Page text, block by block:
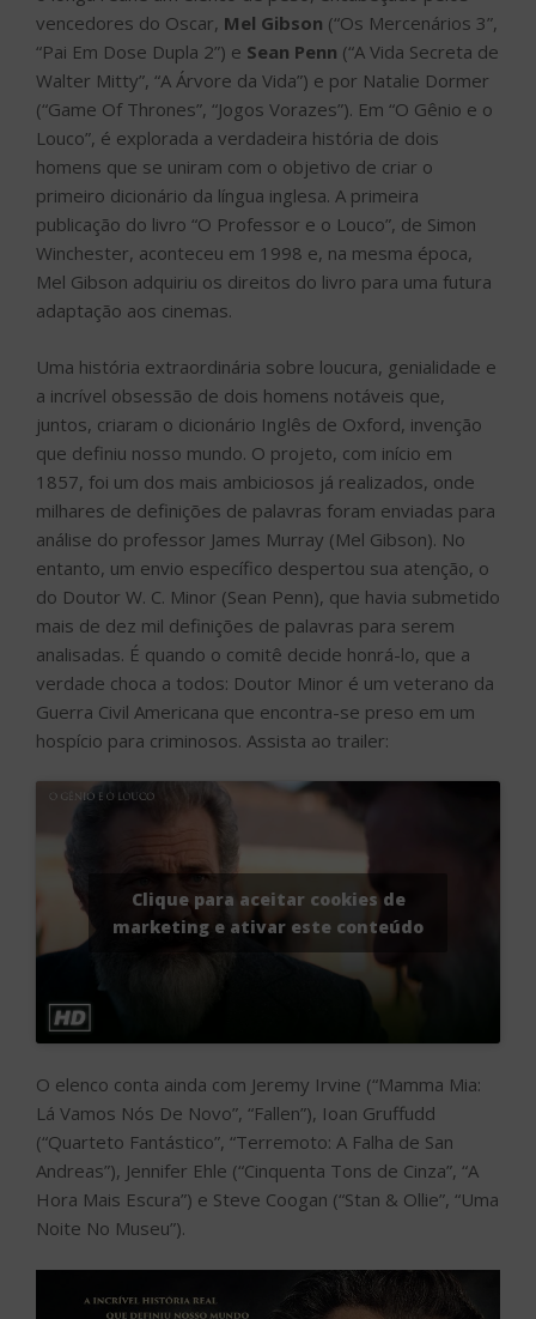
vencedores do Oscar, Mel Gibson (“Os Mercenários 3”,
“Pai Em Dose Dupla 2”) e Sean Penn (“A Vida Secreta de
Walter Mitty”, “A Árvore da Vida”) e por Natalie Dormer
(“Game Of Thrones”, “Jogos Vorazes”). Em “O Gênio e o
Louco”, é explorada a verdadeira história de dois
homens que se uniram com o objetivo de criar o
primeiro dicionário da língua inglesa. A primeira
publicação do livro “O Professor e o Louco”, de Simon
Winchester, aconteceu em 1998 e, na mesma época,
Mel Gibson adquiriu os direitos do livro para uma futura
adaptação aos cinemas.
Uma história extraordinária sobre loucura, genialidade e
a incrível obsessão de dois homens notáveis que,
juntos, criaram o dicionário Inglês de Oxford, invenção
que definiu nosso mundo. O projeto, com início em
1857, foi um dos mais ambiciosos já realizados, onde
milhares de definições de palavras foram enviadas para
análise do professor James Murray (Mel Gibson). No
entanto, um envio específico despertou sua atenção, o
do Doutor W. C. Minor (Sean Penn), que havia submetido
mais de dez mil definições de palavras para serem
analisadas. É quando o comitê decide honrá-lo, que a
verdade choca a todos: Doutor Minor é um veterano da
Guerra Civil Americana que encontra-se preso em um
hospício para criminosos. Assista ao trailer:
Clique para aceitar cookies de
marketing e ativar este conteúdo
O elenco conta ainda com Jeremy Irvine (“Mamma Mia:
Lá Vamos Nós De Novo”, “Fallen”), Ioan Gruffudd
(“Quarteto Fantástico”, “Terremoto: A Falha de San
Andreas”), Jennifer Ehle (“Cinquenta Tons de Cinza”, “A
Hora Mais Escura”) e Steve Coogan (“Stan & Ollie”, “Uma
Noite No Museu”).